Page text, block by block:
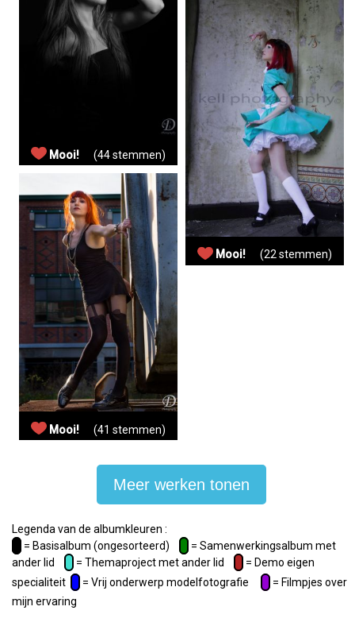
Mooi! (44 stemmen)
Mooi! (41 stemmen)
Mooi! (22 stemmen)
Meer werken tonen
Legenda van de albumkleuren :
= Basisalbum (ongesorteerd)
= Samenwerkingsalbum met
ander lid
= Themaproject met ander lid
= Demo eigen
specialiteit
= Vrij onderwerp modelfotografie
= Filmpjes over
mijn ervaring